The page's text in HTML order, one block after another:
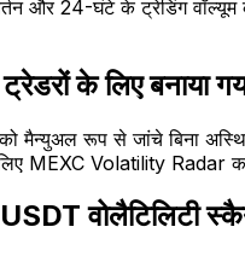
और 24-घंटे के ट्रेडिंग
के लिए बनाया
मैन्युअल रूप से जांचे बिना अस्थिर
MEXC Volatility Radar
वोलैटिलिटी